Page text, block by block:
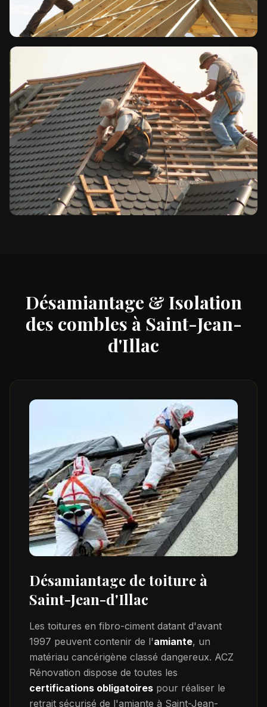
Désamiantage & Isolation
des combles à Saint-Jean-
d'Illac
Désamiantage de toiture à
Saint-Jean-d'Illac
Les toitures en fibro-ciment datant d'avant
1997 peuvent contenir de l'amiante, un
matériau cancérigène classé dangereux. ACZ
Rénovation dispose de toutes les
certifications obligatoires pour réaliser le
retrait sécurisé de l'amiante à Saint-Jean-